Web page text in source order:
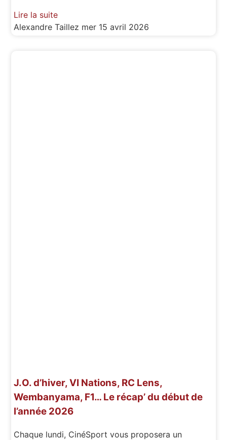
Lire la suite
Alexandre Taillez mer 15 avril 2026
J.O. d’hiver, VI Nations, RC Lens,
Wembanyama, F1… Le récap’ du début de
l’année 2026
Chaque lundi, CinéSport vous proposera un